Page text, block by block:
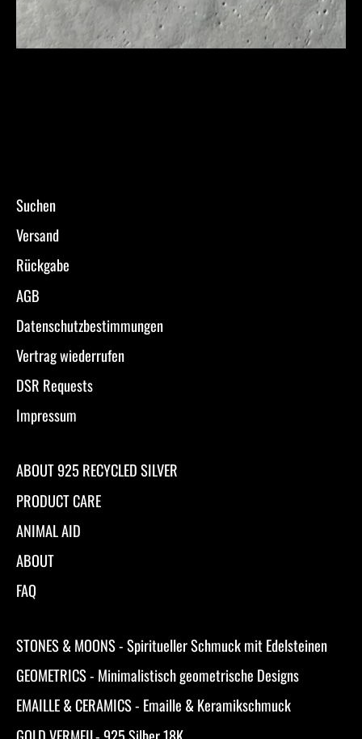
Suchen
Versand
Rückgabe
AGB
Datenschutzbestimmungen
Vertrag wiederrufen
DSR Requests
Impressum
ABOUT 925 RECYCLED SILVER
PRODUCT CARE
ANIMAL AID
ABOUT
FAQ
STONES & MOONS - Spiritueller Schmuck mit Edelsteinen
GEOMETRICS - Minimalistisch geometrische Designs
EMAILLE & CERAMICS - Emaille & Keramikschmuck